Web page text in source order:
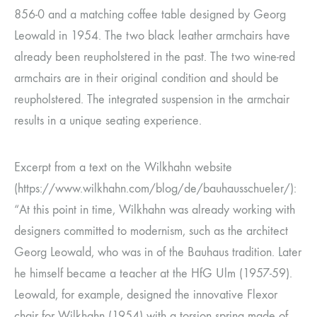
856-0 and a matching coffee table designed by Georg
Leowald in 1954. The two black leather armchairs have
already been reupholstered in the past. The two wine-red
armchairs are in their original condition and should be
reupholstered. The integrated suspension in the armchair
results in a unique seating experience.
Excerpt from a text on the Wilkhahn website
(https://www.wilkhahn.com/blog/de/bauhausschueler/):
“At this point in time, Wilkhahn was already working with
designers committed to modernism, such as the architect
Georg Leowald, who was in of the Bauhaus tradition. Later
he himself became a teacher at the HfG Ulm (1957-59).
Leowald, for example, designed the innovative Flexor